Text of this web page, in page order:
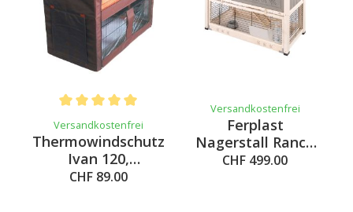
Average rating of 5 out of 5 stars
Versandkostenfrei
Thermowindschutz
Ivan 120,
116x61.5x100cm
CHF 89.00
Versandkostenfrei
Ferplast
Nagerstall Ranch
120 MAX
CHF 499.00